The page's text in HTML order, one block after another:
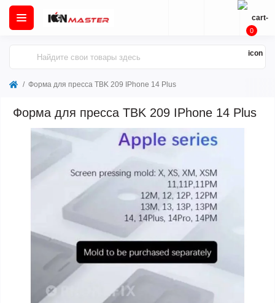
0
Форма для пресса TBK 209 IPhone 14 Plus
Форма для пресса TBK 209 IPhone 14 Plus